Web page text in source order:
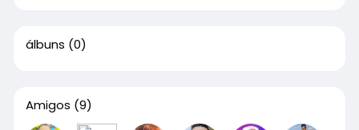
álbuns (0)
Amigos (9)